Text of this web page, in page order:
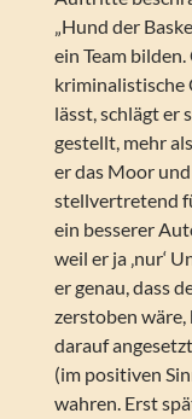
„Hund der
ein Team
kriminalistische
lässt, schlägt er
gestellt, mehr
er das Moor
stellvertretend
ein besserer
weil er ja ‚nur‘
er genau, dass
zerstoben wäre,
darauf
(im positiven
wahren. Erst